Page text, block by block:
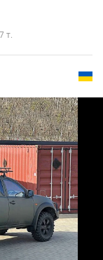
т.